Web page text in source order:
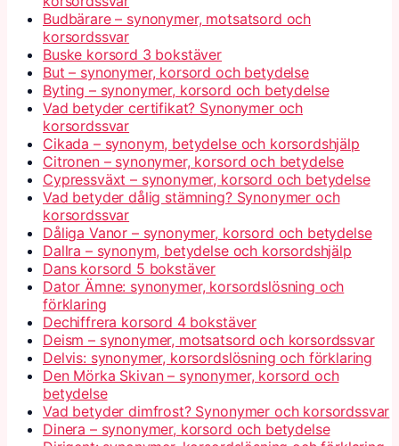
Budbärare – synonymer, motsatsord och
korsordssvar
Buske korsord 3 bokstäver
But – synonymer, korsord och betydelse
Byting – synonymer, korsord och betydelse
Vad betyder certifikat? Synonymer och
korsordssvar
Cikada – synonym, betydelse och korsordshjälp
Citronen – synonymer, korsord och betydelse
Cypressväxt – synonymer, korsord och betydelse
Vad betyder dålig stämning? Synonymer och
korsordssvar
Dåliga Vanor – synonymer, korsord och betydelse
Dallra – synonym, betydelse och korsordshjälp
Dans korsord 5 bokstäver
Dator Ämne: synonymer, korsordslösning och
förklaring
Dechiffrera korsord 4 bokstäver
Deism – synonymer, motsatsord och korsordssvar
Delvis: synonymer, korsordslösning och förklaring
Den Mörka Skivan – synonymer, korsord och
betydelse
Vad betyder dimfrost? Synonymer och korsordssvar
Dinera – synonymer, korsord och betydelse